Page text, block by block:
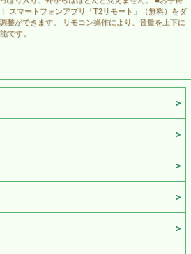
スマートフォンアプリ「T2リモート」（無料）をダ
整ができます。 リモコン操作により、音量を上下に
です。